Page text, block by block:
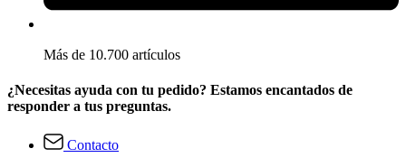
Más de 10.700 artículos
¿Necesitas ayuda con tu pedido? Estamos encantados de
responder a tus preguntas.
Contacto